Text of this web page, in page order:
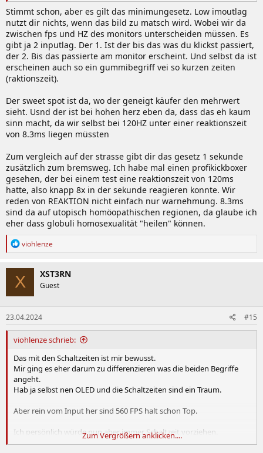
Frage mich wozu dann dieses Produkt wo es doch die 1440p OLEDs
mit 360hz gibt.
Die sollten doch der sweet Spot sein für E Sports
Stimmt schon, aber es gilt das minimungesetz. Low imoutlag
nutzt dir nichts, wenn das bild zu matsch wird. Wobei wir da
zwischen fps und HZ des monitors unterscheiden müssen. Es
gibt ja 2 inputlag. Der 1. Ist der bis das was du klickst passiert,
der 2. Bis das passierte am monitor erscheint. Und selbst da ist
erscheinen auch so ein gummibegriff vei so kurzen zeiten
(raktionszeit).
Der sweet spot ist da, wo der geneigt käufer den mehrwert
sieht. Usnd der ist bei hohen herz eben da, dass das eh kaum
sinn macht, da wir selbst bei 120HZ unter einer reaktionszeit
von 8.3ms liegen müssten
Zum vergleich auf der strasse gibt dir das gesetz 1 sekunde
zusätzlich zum bremsweg. Ich habe mal einen profikickboxer
gesehen, der bei einem test eine reaktionszeit von 120ms
hatte, also knapp 8x in der sekunde reagieren konnte. Wir
reden von REAKTION nicht einfach nur warnehmung. 8.3ms
sind da auf utopisch homöopathischen regionen, da glaube ich
eher dass globuli homosexualität "heilen" können.
R
k
t
o
n
e
n
:
viohlenze
X XST3RN
Guest
23.04.2024 #15
viohlenze schrieb:
Das mit den Schaltzeiten ist mir bewusst.
Mir ging es eher darum zu differenzieren was die beiden Begriffe
angeht.
Hab ja selbst nen OLED und die Schaltzeiten sind ein Traum.
Aber rein vom Input her sind 560 FPS halt schon Top.
Ich persönlich würde nun aber immer Schaltzeit vorziehen.
Zum Vergrößern anklicken....